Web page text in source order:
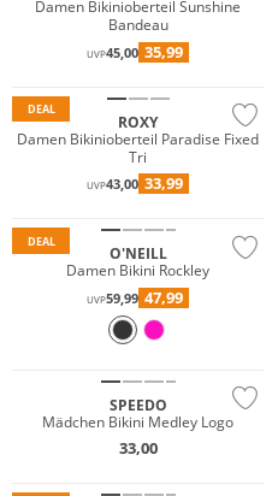
Damen Bikinioberteil Sunshine
Bandeau
UVP45,00 35,99
DEAL
ROXY
Damen Bikinioberteil Paradise Fixed
Tri
UVP43,00 33,99
DEAL
O'NEILL
Damen Bikini Rockley
UVP59,99 47,99
SPEEDO
Mädchen Bikini Medley Logo
33,00